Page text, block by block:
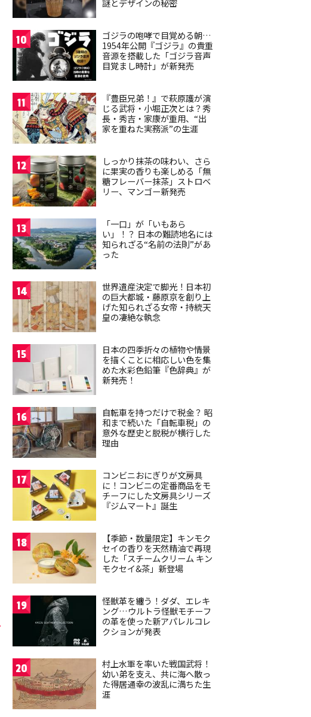
謎とデザインの秘密
10
ゴジラの咆哮で目覚める朝…
1954年公開『ゴジラ』の貴重
音源を搭載した「ゴジラ音声
目覚まし時計」が新発売
11
『豊臣兄弟！』で萩原護が演
じる武将・小堀正次とは？秀
長・秀吉・家康が重用、“出
家を重ねた実務派”の生涯
12
しっかり抹茶の味わい、さら
に果実の香りも楽しめる「無
糖フレーバー抹茶」ストロベ
リー、マンゴー新発売
13
「一口」が「いもあら
い」！？ 日本の難読地名には
知られざる“名前の法則”があ
った
14
世界遺産決定で脚光！日本初
の巨大都城・藤原京を創り上
げた知られざる女帝・持統天
皇の凄絶な執念
15
日本の四季折々の植物や情景
を描くことに相応しい色を集
めた水彩色鉛筆『色辞典』が
新発売！
16
自転車を持つだけで税金？ 昭
和まで続いた「自転車税」の
意外な歴史と脱税が横行した
理由
17
コンビニおにぎりが文房具
に！コンビニの定番商品をモ
チーフにした文房具シリーズ
『ジムマート』誕生
18
【季節・数量限定】キンモク
セイの香りを天然精油で再現
した「スチームクリーム キン
モクセイ&茶」新登場
19
怪獣革を纏う！ダダ、エレキ
ング…ウルトラ怪獣モチーフ
の革を使った新アパレルコレ
クションが発表
20
村上水軍を率いた戦国武将！
幼い弟を支え、共に海へ散っ
た得居通幸の波乱に満ちた生
涯